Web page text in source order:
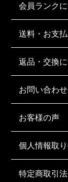
会員ランク
送料・お支
返品・交換
お問い合わ
お客様の声
個人情報取
特定商取引